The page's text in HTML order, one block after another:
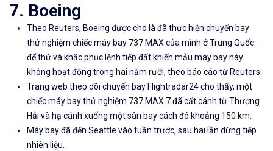
7. Boeing
Theo Reuters, Boeing được cho là đã thực hiện chuyến bay
thử nghiệm chiếc máy bay 737 MAX của mình ở Trung Quốc
để thử và khắc phục lệnh tiếp đất khiến mẫu máy bay này
không hoạt động trong hai năm rưỡi, theo báo cáo từ Reuters.
Trang web theo dõi chuyến bay Flightradar24 cho thấy, một
chiếc máy bay thử nghiệm 737 MAX 7 đã cất cánh từ Thượng
Hải và hạ cánh xuống một sân bay cách đó khoảng 150 km.
Máy bay đã đến Seattle vào tuần trước, sau hai lần dừng tiếp
nhiên liệu.